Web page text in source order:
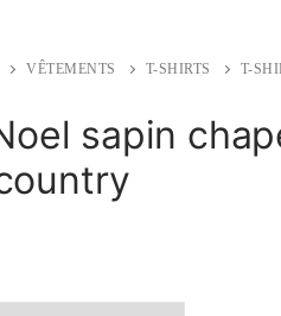
VÊTEMENTS T-SHIRTS
T-
sapin